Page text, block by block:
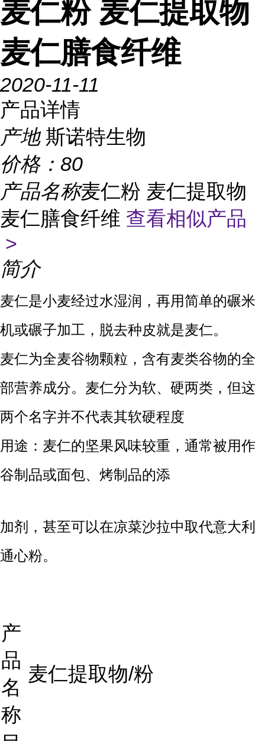
麦仁粉 麦仁提取物
麦仁膳食纤维
2020-11-11
产品详情
产地 斯诺特生物
价格： 80
产品名称麦仁粉 麦仁提取物
麦仁膳食纤维 查看相似产品
>
简介
麦仁是小麦经过水湿润，再用简单的碾米
机或碾子加工，脱去种皮就是麦仁。
麦仁为全麦谷物颗粒，含有麦类谷物的全
部营养成分。麦仁分为软、硬两类，但这
两个名字并不代表其软硬程度
用途：麦仁的坚果风味较重，通常被用作
谷制品或面包、烤制品的添
加剂，甚至可以在凉菜沙拉中取代意大利
通心粉。
产
品
名
称
麦仁提取物/粉